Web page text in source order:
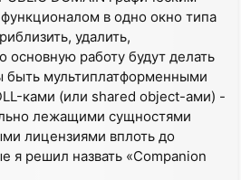
в одно окно типа
удалить,
основную работу будут делать
быть мультиплатформенными
ками (или shared object-ами) -
лежащими сущностями
лицензиями вплоть до
я решил назвать «Companion